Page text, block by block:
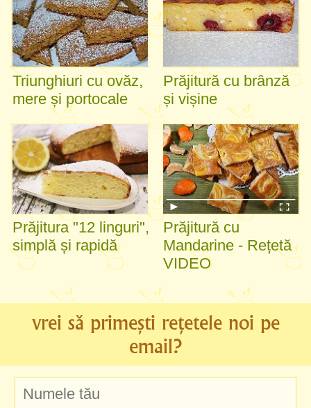
Triunghiuri cu ovăz,
mere și portocale
Prăjitură cu brânză
și vișine
Prăjitura "12 linguri",
simplă și rapidă
Prăjitură cu
Mandarine - Rețetă
VIDEO
vrei să primești rețetele noi pe
email?